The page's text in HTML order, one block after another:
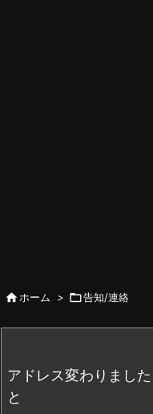
 ホーム > 告知/連絡
アドレス変わりまし
と